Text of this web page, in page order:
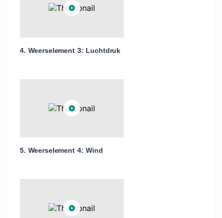
4. Weerselement 3: Luchtdruk
5. Weerselement 4: Wind